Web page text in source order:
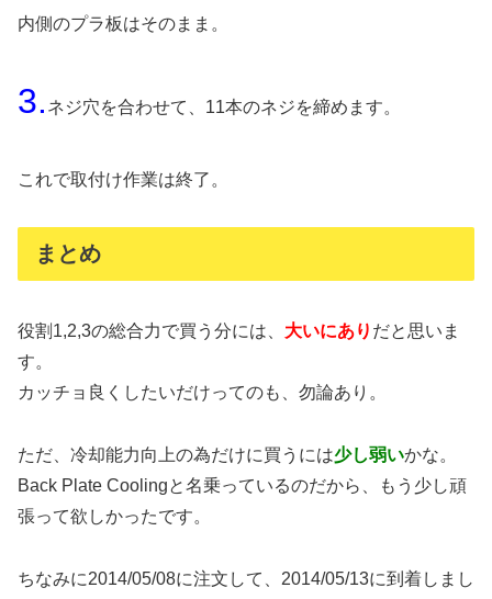
内側のプラ板はそのまま。
3. ネジ穴を合わせて、11本のネジを締めます。
これで取付け作業は終了。
まとめ
役割1,2,3の総合力で買う分には、 大いにあり だと思いま
す。
カッチョ良くしたいだけってのも、勿論あり。
ただ、冷却能力向上の為だけに買うには少し弱いかな。
Back Plate Coolingと名乗っているのだから、もう少し頑
張って欲しかったです。
ちなみに2014/05/08に注文して、2014/05/13に到着しまし